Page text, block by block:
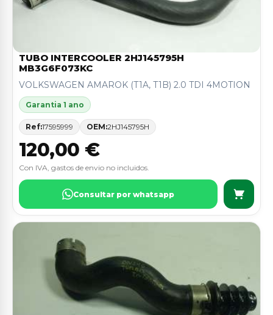
TUBO INTERCOOLER 2HJ145795H
MB3G6F073KC
VOLKSWAGEN AMAROK (T1A, T1B) 2.0 TDI 4MOTION
Garantia 1 ano
Ref:17595999 OEM:2HJ145795H
120,00 €
Con IVA, gastos de envio no incluidos.
Consultar por whatsapp